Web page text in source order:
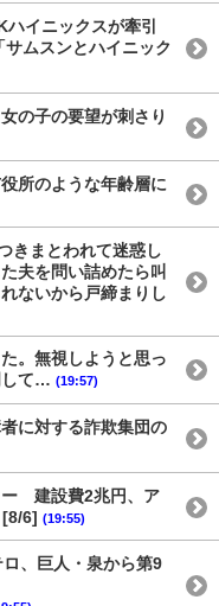
イニックスが牽引
ムスンとハイニック
の子の要望が刺さり
所のような年齢層に
きまとわれて迷惑し
夫を問い詰めたら叫
ないから戸締まりし
。無視しようと思っ
して… (19:57)
に対する詐欺集団の
ー 建設費2兆円、ア
6] (19:55)
ロ、巨人・泉から第9